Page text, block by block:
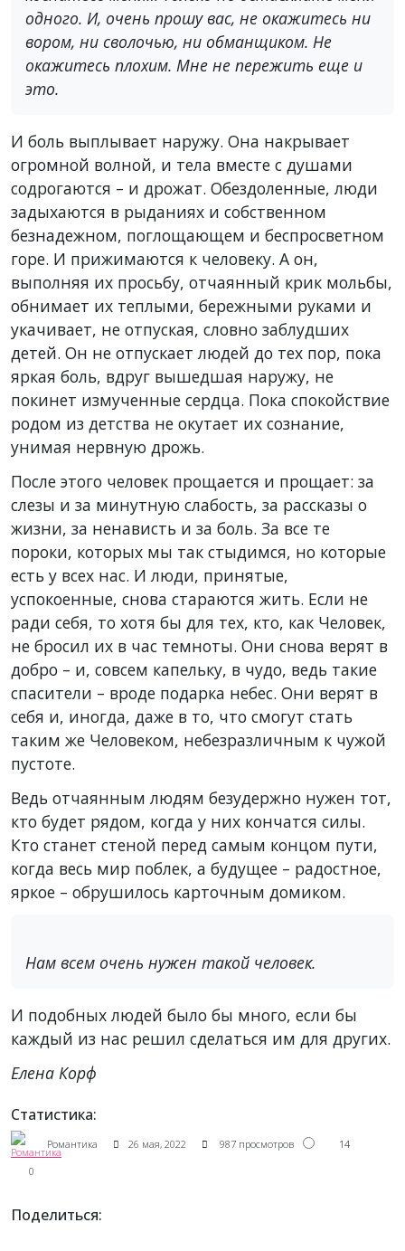
одного. И, очень прошу вас, не окажитесь ни
вором, ни сволочью, ни обманщиком. Не
окажитесь плохим. Мне не пережить еще и
это.
И боль выплывает наружу. Она накрывает
огромной волной, и тела вместе с душами
содрогаются – и дрожат. Обездоленные, люди
задыхаются в рыданиях и собственном
безнадежном, поглощающем и беспросветном
горе. И прижимаются к человеку. А он,
выполняя их просьбу, отчаянный крик мольбы,
обнимает их теплыми, бережными руками и
укачивает, не отпуская, словно заблудших
детей. Он не отпускает людей до тех пор, пока
яркая боль, вдруг вышедшая наружу, не
покинет измученные сердца. Пока спокойствие
родом из детства не окутает их сознание,
унимая нервную дрожь.
После этого человек прощается и прощает: за
слезы и за минутную слабость, за рассказы о
жизни, за ненависть и за боль. За все те
пороки, которых мы так стыдимся, но которые
есть у всех нас. И люди, принятые,
успокоенные, снова стараются жить. Если не
ради себя, то хотя бы для тех, кто, как Человек,
не бросил их в час темноты. Они снова верят в
добро – и, совсем капельку, в чудо, ведь такие
спасители – вроде подарка небес. Они верят в
себя и, иногда, даже в то, что смогут стать
таким же Человеком, небезразличным к чужой
пустоте.
Ведь отчаянным людям безудержно нужен тот,
кто будет рядом, когда у них кончатся силы.
Кто станет стеной перед самым концом пути,
когда весь мир поблек, а будущее – радостное,
яркое – обрушилось карточным домиком.
Нам всем очень нужен такой человек.
И подобных людей было бы много, если бы
каждый из нас решил сделаться им для других.
Елена Корф
Статистика:
Романтика 26 мая, 2022 987 просмотров 14
0
Поделиться: